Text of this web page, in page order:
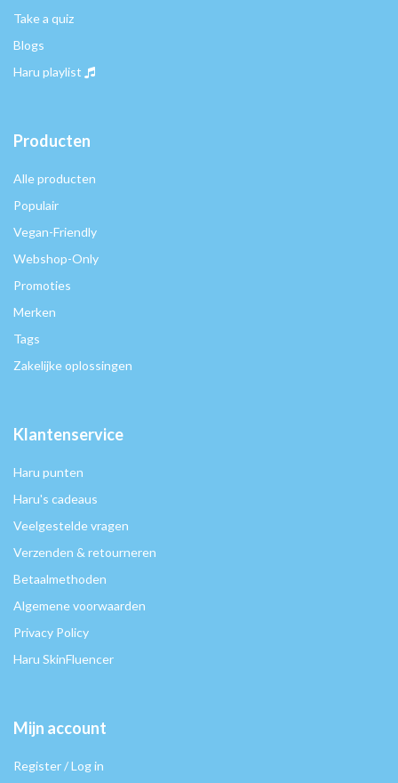
Take a quiz
Blogs
Haru playlist
Producten
Alle producten
Populair
Vegan-Friendly
Webshop-Only
Promoties
Merken
Tags
Zakelijke oplossingen
Klantenservice
Haru punten
Haru's cadeaus
Veelgestelde vragen
Verzenden & retourneren
Betaalmethoden
Algemene voorwaarden
Privacy Policy
Haru SkinFluencer
Mijn account
Register / Log in